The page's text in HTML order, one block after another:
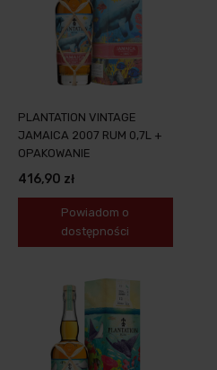
PLANTATION VINTAGE
JAMAICA 2007 RUM 0,7L +
OPAKOWANIE
416,90 zł
Powiadom o
dostępności